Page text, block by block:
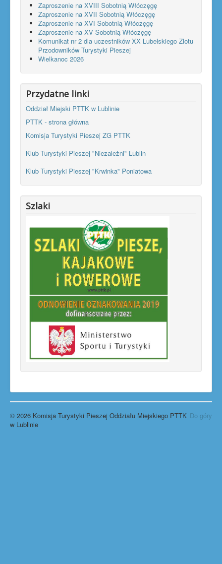
Zaproszenie na XVIII Sobotnią Włóczęgę
Zaproszenie na XVII Sobotnią Włóczęgę
Zaproszenie na XVI Sobotnią Włóczęgę
Zaproszenie na XV Sobotnią Włóczęgę
Komunikat nr 2 dla uczestników XX Lubelskiego Zlotu
Przodowników Turystyki Pieszej
Wielkanoc 2026
Przydatne linki
Oddział Miejski PTTK w Lublinie
PTTK - strona główna
Komisja Turystyki Pieszej ZG PTTK
Klub Turystyki Pieszej "Niezależni" Lublin
Klub Turystyki Pieszej "Krwinka" Poniatowa
Szlaki
Do góry
© 2026 Komisja Turystyki Pieszej Oddziału Miejskiego PTTK
w Lublinie